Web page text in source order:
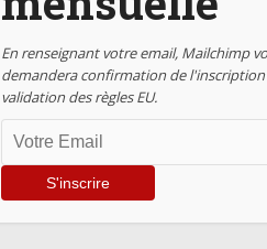
En renseignant votre email, Mailchimp
demandera confirmation de
validation des règles EU.